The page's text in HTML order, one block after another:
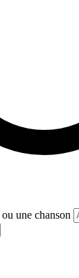
une chanson